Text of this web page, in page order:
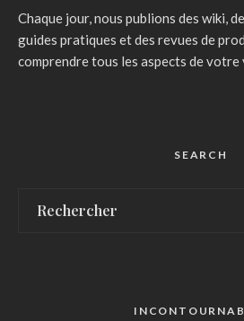
Chaque jour, nous publions des wiki,
guides pratiques et des revues de
comprendre tous les aspects de votre
SEARCH